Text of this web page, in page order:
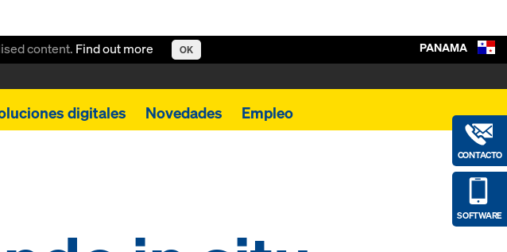
content. Find out more OK
digitales Novedades Empleo
CONTACTO
SOFTWARE
PANAMA